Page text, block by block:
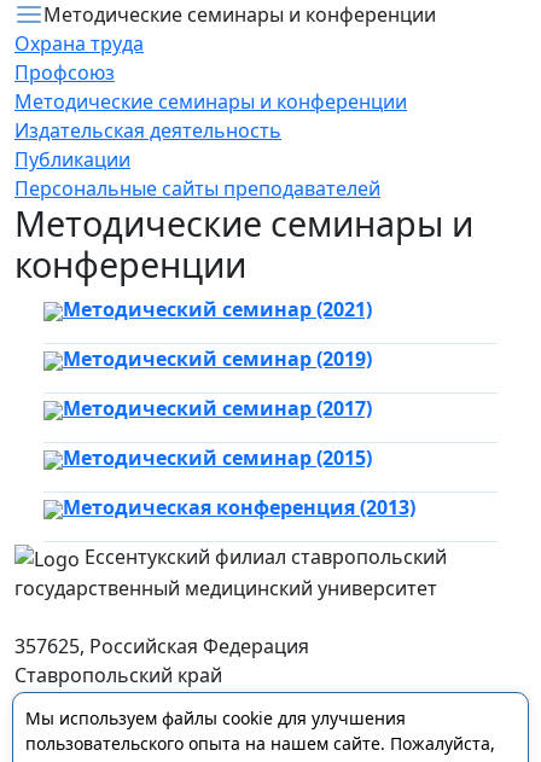
Мы используем файлы cookie для улучшения
пользовательского опыта на нашем сайте. Пожалуйста,
Методические семинары и конференции
Охрана труда
Профсоюз
Методические семинары и конференции
Издательская деятельность
Публикации
Персональные сайты преподавателей
Методические семинары и
конференции
Методический семинар (2021)
Методический семинар (2019)
Методический семинар (2017)
Методический семинар (2015)
Методическая конференция (2013)
Ессентукский филиал ставропольский
государственный медицинский университет
357625, Российская Федерация
Ставропольский край
г. Ессентуки, ул. Пятигорская, д. 123
essentFil@stgmu.ru